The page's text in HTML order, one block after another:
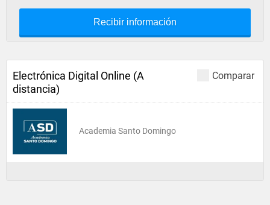
Recibir información
Comparar
Electrónica Digital Online (A
distancia)
Academia Santo Domingo